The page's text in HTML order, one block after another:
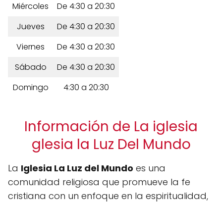
Miércoles
De 4:30 a 20:30
Jueves
De 4:30 a 20:30
Viernes
De 4:30 a 20:30
Sábado
De 4:30 a 20:30
Domingo
4:30 a 20:30
Información de La iglesia
glesia la Luz Del Mundo
La Iglesia La Luz del Mundo es una
comunidad religiosa que promueve la fe
cristiana con un enfoque en la espiritualidad,